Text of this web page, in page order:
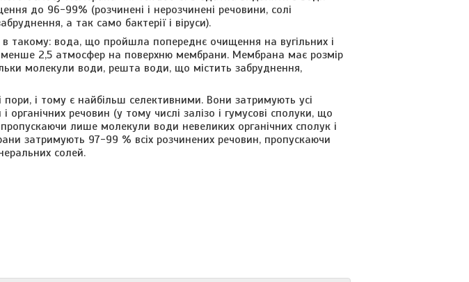
до 96-99% (розчинені і нерозчинені речовини, солі
а так само бактерії і віруси).
такому: вода, що пройшла попереднє очищення на вугільних і
2,5 атмосфер на поверхню мембрани. Мембрана має розмір
молекули води, решта води, що містить забруднення,
і тому є найбільш селективними. Вони затримують усі
органічних речовин (у тому числі залізо і гумусові сполуки, що
лише молекули води невеликих органічних сполук і
затримують 97-99 % всіх розчинених речовин, пропускаючи
солей.